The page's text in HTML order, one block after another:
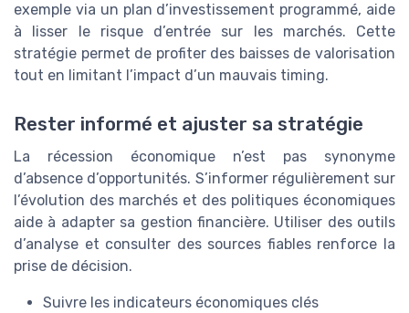
exemple via un plan d’investissement programmé, aide
à lisser le risque d’entrée sur les marchés. Cette
stratégie permet de profiter des baisses de valorisation
tout en limitant l’impact d’un mauvais timing.
Rester informé et ajuster sa stratégie
La récession économique n’est pas synonyme
d’absence d’opportunités. S’informer régulièrement sur
l’évolution des marchés et des politiques économiques
aide à adapter sa gestion financière. Utiliser des outils
d’analyse et consulter des sources fiables renforce la
prise de décision.
Suivre les indicateurs économiques clés